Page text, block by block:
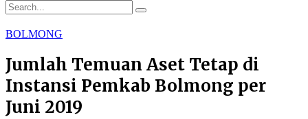
BOLMONG
Jumlah Temuan Aset Tetap di
Instansi Pemkab Bolmong per
Juni 2019